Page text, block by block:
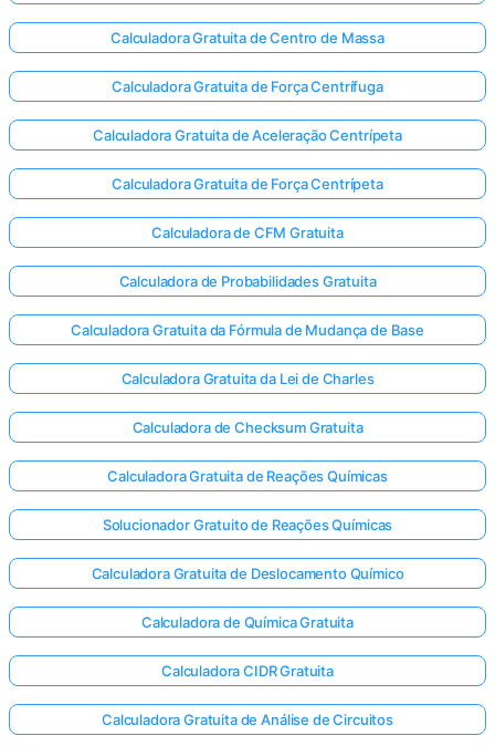
Calculadora Gratuita de Centro de Massa
Calculadora Gratuita de Força Centrífuga
Calculadora Gratuita de Aceleração Centrípeta
Calculadora Gratuita de Força Centrípeta
Calculadora de CFM Gratuita
Calculadora de Probabilidades Gratuita
Calculadora Gratuita da Fórmula de Mudança de Base
Calculadora Gratuita da Lei de Charles
Calculadora de Checksum Gratuita
Calculadora Gratuita de Reações Químicas
Solucionador Gratuito de Reações Químicas
Calculadora Gratuita de Deslocamento Químico
Calculadora de Química Gratuita
Calculadora CIDR Gratuita
Calculadora Gratuita de Análise de Circuitos